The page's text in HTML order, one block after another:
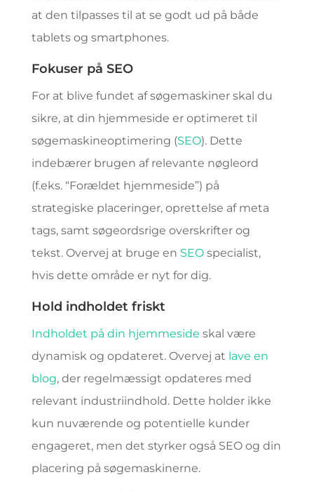
at den tilpasses til at se godt ud på både
tablets og smartphones.
Fokuser på SEO
For at blive fundet af søgemaskiner skal du
sikre, at din hjemmeside er optimeret til
søgemaskineoptimering (SEO). Dette
indebærer brugen af relevante nøgleord
(f.eks. “Forældet hjemmeside”) på
strategiske placeringer, oprettelse af meta
tags, samt søgeordsrige overskrifter og
tekst. Overvej at bruge en SEOspecialist,
hvis dette område er nyt for dig.
Hold indholdet friskt
Indholdet på din hjemmeside skal være
dynamisk og opdateret. Overvej at lave en
blog, der regelmæssigt opdateres med
relevant industriindhold. Dette holder ikke
kun nuværende og potentielle kunder
engageret, men det styrker også SEO og din
placering på søgemaskinerne.